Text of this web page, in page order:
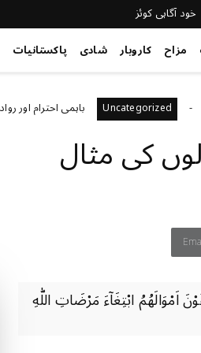
خود آگاہی کوئز
مزاح کاروبار شادی پاکستانیات
Uncategorized باہمی احترام اور رواداری
کی مثال
ابْتِغَاۤءَ مَرْضَاتِ اللّٰهِ